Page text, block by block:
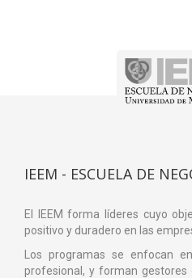
IEEM - ESCUELA DE
El IEEM forma líderes cuyo
positivo y duradero en las
Los programas se enfocan
profesional, y forman gestores